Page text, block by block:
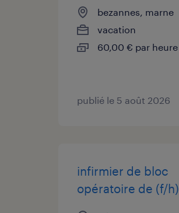
bezannes, marne
vacation
60,00 € par heure
publié le 5 août 2026
infirmier de bloc
opératoire de (f/h)